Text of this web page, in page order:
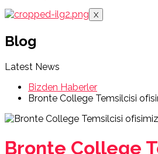
X
Blog
Latest News
Bizden Haberler
Bronte College Temsilcisi
Bronte College